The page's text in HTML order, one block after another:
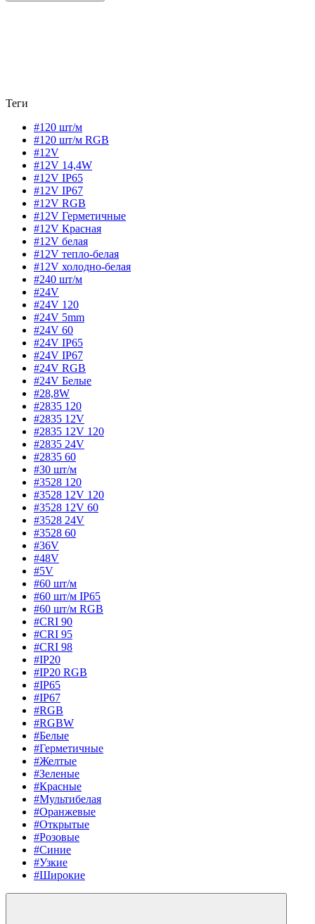
Теги
#120 шт/м
#120 шт/м RGB
#12V
#12V 14,4W
#12V IP65
#12V IP67
#12V RGB
#12V Герметичные
#12V Красная
#12V белая
#12V тепло-белая
#12V холодно-белая
#240 шт/м
#24V
#24V 120
#24V 5mm
#24V 60
#24V IP65
#24V IP67
#24V RGB
#24V Белые
#28,8W
#2835 120
#2835 12V
#2835 12V 120
#2835 24V
#2835 60
#30 шт/м
#3528 120
#3528 12V 120
#3528 12V 60
#3528 24V
#3528 60
#36V
#48V
#5V
#60 шт/м
#60 шт/м IP65
#60 шт/м RGB
#CRI 90
#CRI 95
#CRI 98
#IP20
#IP20 RGB
#IP65
#IP67
#RGB
#RGBW
#Белые
#Герметичные
#Желтые
#Зеленые
#Красные
#Мультибелая
#Оранжевые
#Открытые
#Розовые
#Синие
#Узкие
#Широкие